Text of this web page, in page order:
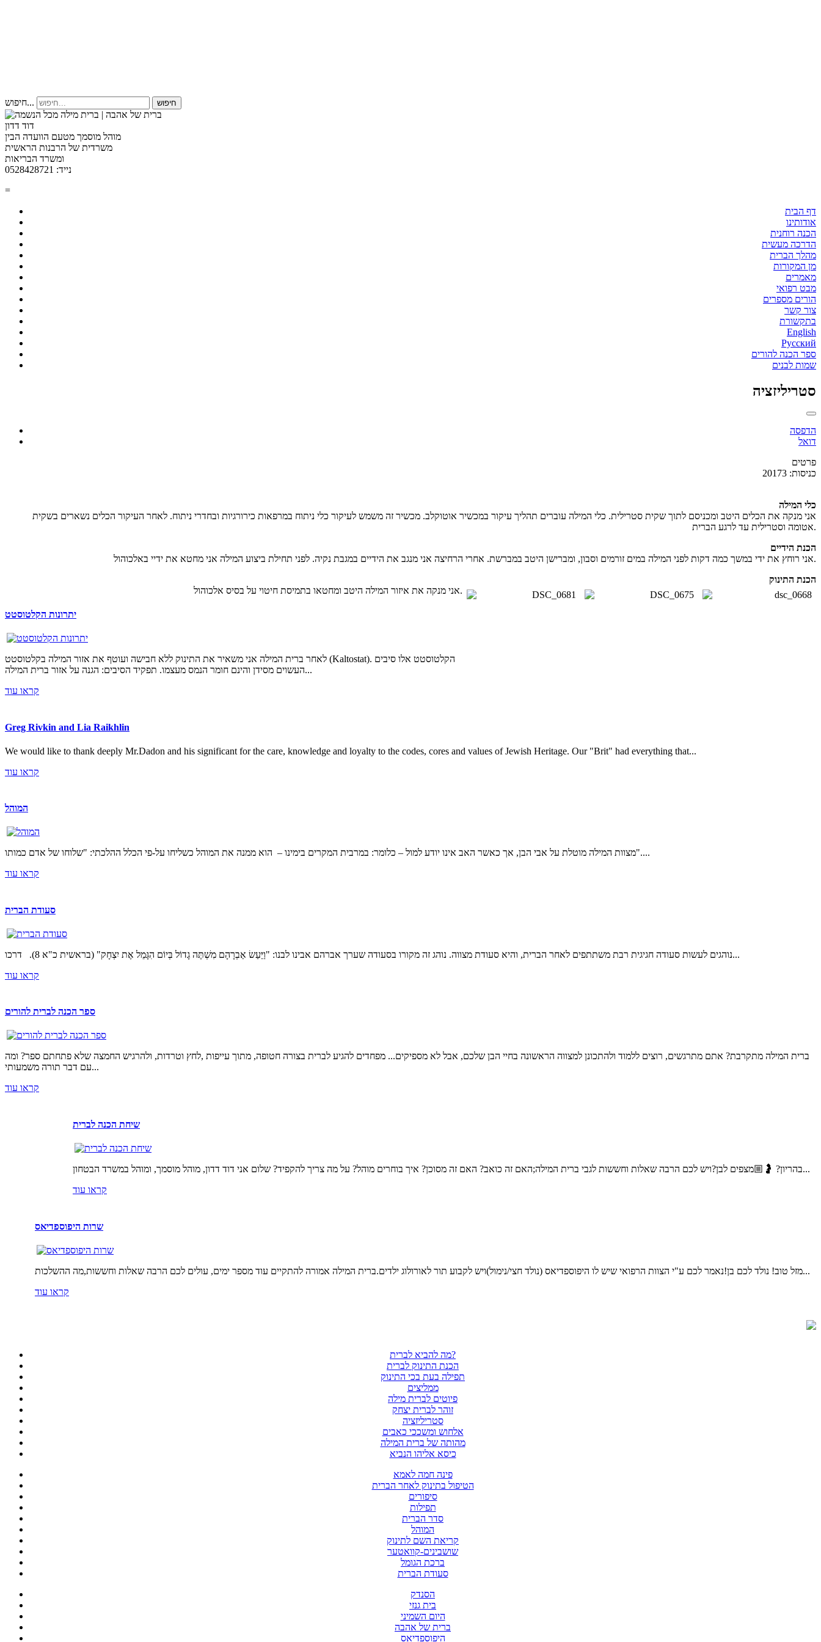
חיפוש... חיפוש
דוד דדון
מוהל מוסמך מטעם הוועדה הבין
משרדית של הרבנות הראשית
ומשרד הבריאות
נייד: 0528428721
=
דף הבית
אודותינו
הכנה רוחנית
הדרכה מעשית
מהלך הברית
מן המקורות
מאמרים
מבט רפואי
הורים מספרים
צור קשר
בתקשורת
English
Русский
ספר הכנה להורים
שמות לבנים
סטריליזציה
הדפסה
דואל
פרטים
כניסות: 20173
כלי המילה
אני מנקה את הכלים היטב ומכניסם לתוך שקית סטרילית. כלי המילה עוברים תהליך עיקור במכשיר אוטוקלב. מכשיר זה משמש לעיקור כלי ניתוח במרפאות כירורגיות ובחדרי ניתוח. לאחר העיקור הכלים נשארים בשקית
אטומה וסטרילית עד לרגע הברית.
הכנת הידיים
אני רוחץ את ידי במשך כמה דקות לפני המילה במים זורמים וסבון, ומברישן היטב במברשת. אחרי הרחיצה אני מנגב את הידיים במגבת נקיה. לפני תחילת ביצוע המילה אני מחטא את ידיי באלכוהול.
הכנת התינוק
אני מנקה את איזור המילה היטב ומחטאו בתמיסת חיטוי על בסיס אלכוהול.
יתרונות הקלטוסטט
לאחר ברית המילה אני משאיר את התינוק ללא חבישה ועוטף את אזור המילה בקלטוסטט (Kaltostat). הקלטוסטט אלו סיבים
העשוים מסידן והינם חומר הנמס מעצמו. תפקיד הסיבים: הגנה על אזור ברית המילה...
קראו עוד
Greg Rivkin and Lia Raikhlin
We would like to thank deeply Mr.Dadon and his significant for the care, knowledge and loyalty to the codes, cores and values of Jewish Heritage. Our "Brit" had everything that...
קראו עוד
המוהל
מצוות המילה מוטלת על אבי הבן, אך כאשר האב אינו יודע למול – כלומר: במרבית המקרים בימינו – הוא ממנה את המוהל כשליחו על-פי הכלל ההלכתי: "שלוחו של אדם כמותו"....
קראו עוד
סעודת הברית
נוהגים לעשות סעודה חגיגית רבת משתתפים לאחר הברית, והיא סעודת מצווה. נוהג זה מקורו בסעודה שערך אברהם אבינו לבנו: "וַיַּעַשׂ אַבְרָהָם מִשְׁתֶּה גָדוֹל בְּיוֹם הִגָּמֵל אֶת יִצְחָק" (בראשית כ"א 8). דרכו...
קראו עוד
ספר הכנה לברית להורים
ברית המילה מתקרבת? אתם מתרגשים, רוצים ללמוד ולהתכונן למצווה הראשונה בחיי הבן שלכם, אבל לא מספיקים... מפחדים להגיע לברית בצורה חטופה, מתוך עייפות ,לחץ וטרדות, ולהרגיש החמצה שלא פתחתם ספר? ומה
עם דבר תורה משמעותי...
קראו עוד
שיחת הכנה לברית
בהריון? 🤰🏼מצפים לבן?ויש לכם הרבה שאלות וחששות לגבי ברית המילה;האם זה כואב? האם זה מסוכן? איך בוחרים מוהל? על מה צריך להקפיד? שלום אני דוד דדון, מוהל מוסמך, ומוהל במשרד הבטחון...
קראו עוד
שרות היפוספדיאס
מזל טוב! נולד לכם בן!נאמר לכם ע"י הצוות הרפואי שיש לו היפוספדיאס (נולד חצי/נימול)ויש לקבוע תור לאורולוג ילדים.ברית המילה אמורה להתקיים עוד מספר ימים, עולים לכם הרבה שאלות וחששות,מה ההשלכות...
קראו עוד
מה להביא לברית?
הכנת התינוק לברית
תפילה בעת בכי התינוק
ממליצים
פיוטים לברית מילה
זוהר לברית יצחק
סטריליזציה
אלחוש ומשככי כאבים
מהותה של ברית המילה
כיסא אליהו הנביא
פינה חמה לאמא
הטיפול בתינוק לאחר הברית
סיפורים
תפילות
סדר הברית
המוהל
קריאת השם לתינוק
שושבינים-קוואטער
ברכת הגומל
סעודת הברית
הסנדק
בית גנזי
היום השמיני
ברית של אהבה
היפוספדיאס